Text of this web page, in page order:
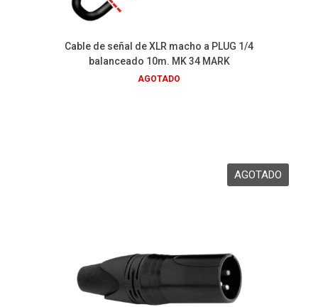
Cable de señal de XLR macho a PLUG 1/4
balanceado 10m. MK 34 MARK
AGOTADO